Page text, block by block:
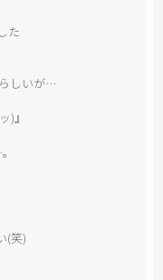
た
しいが…
)』
(笑)